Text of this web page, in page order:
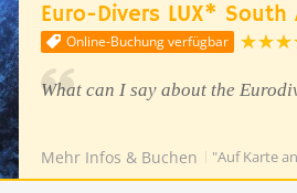
Euro-Divers LUX* South
Online-Buchung verfügbar
What can I say about the
Mehr Infos & Buchen "Auf Karte